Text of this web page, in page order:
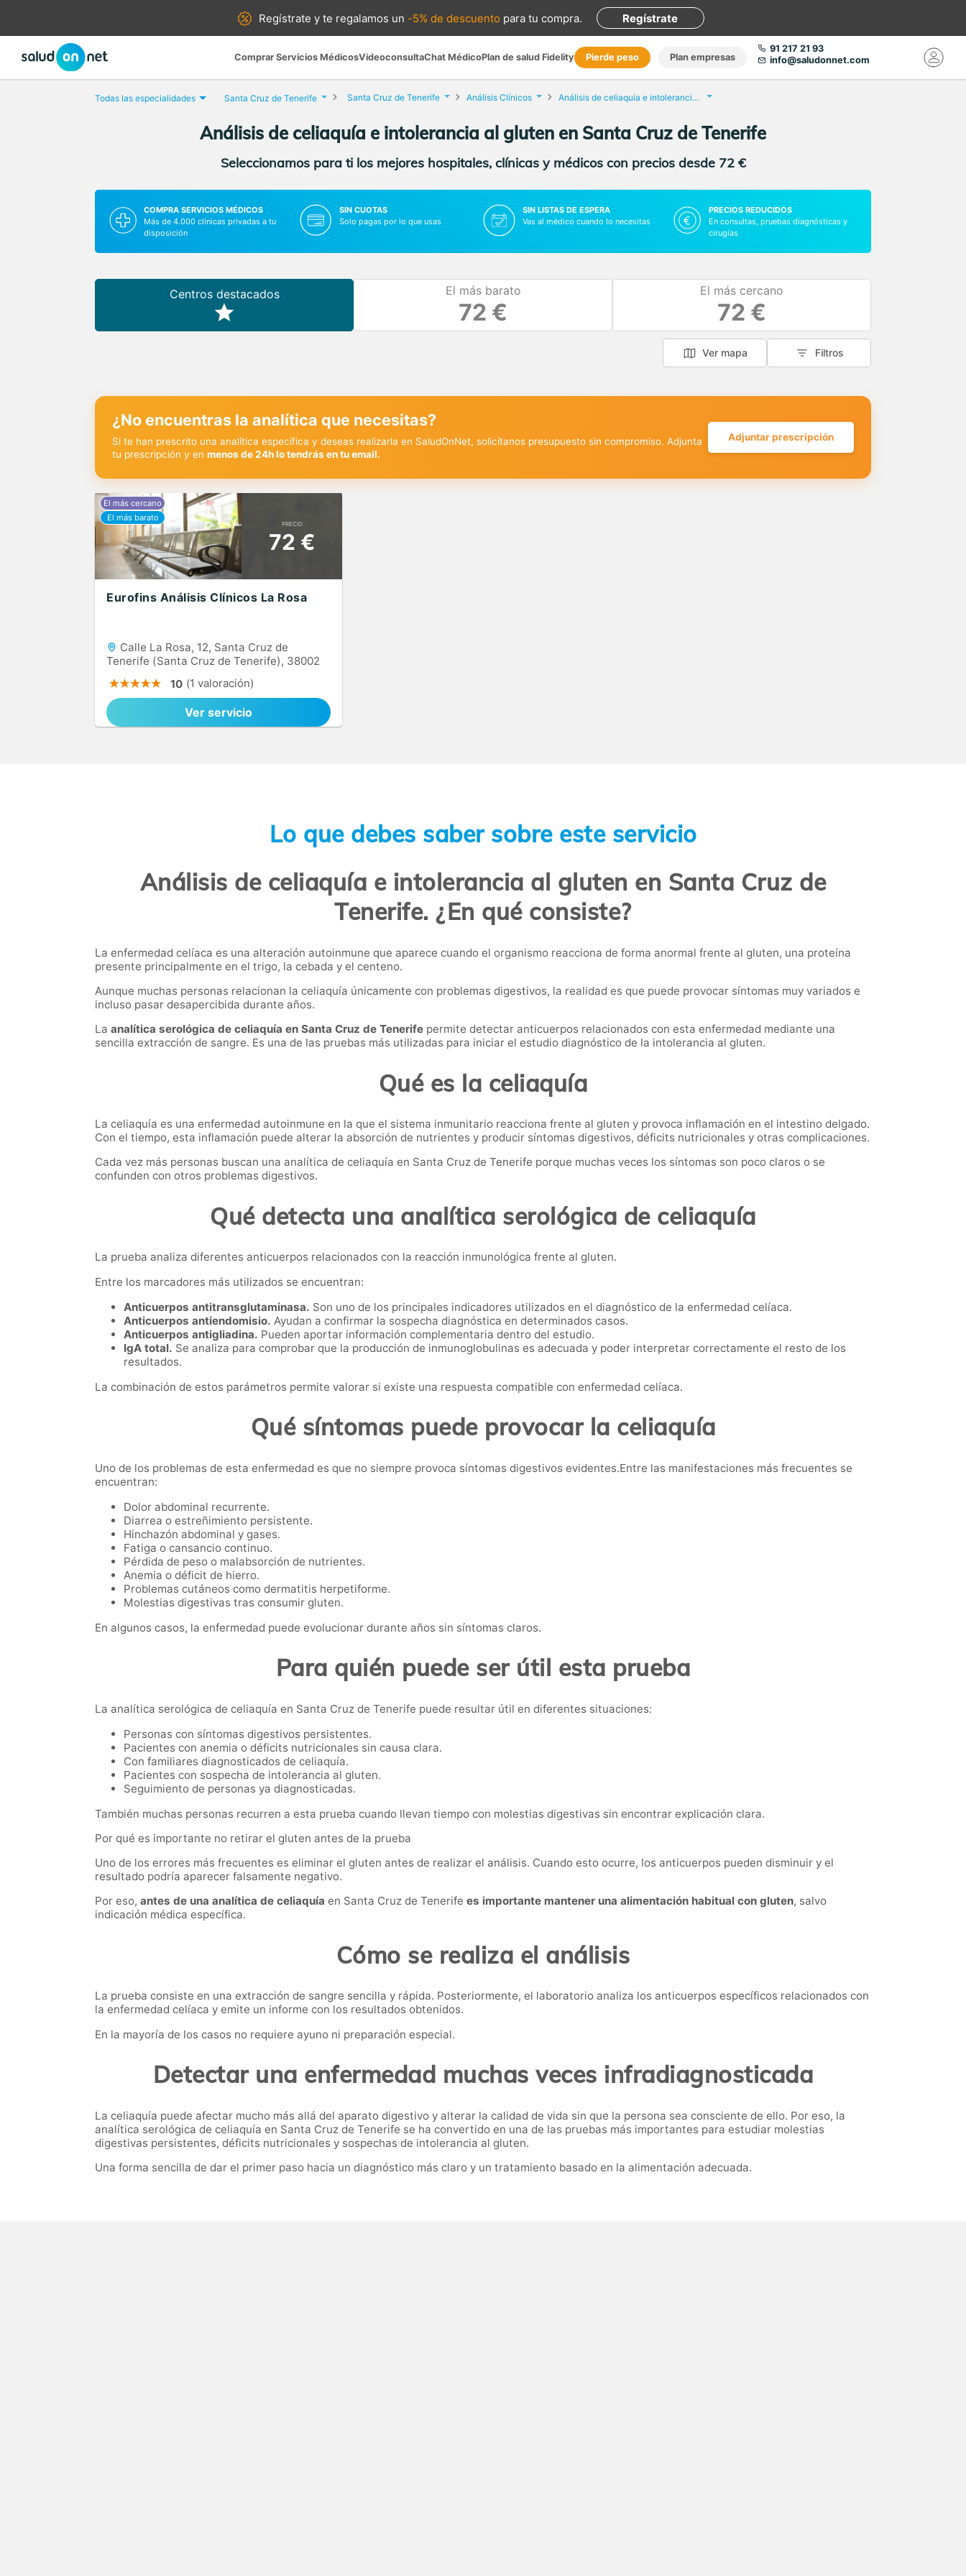
Regístrate yte regalamos un -5% de descuento para tu compra. Regístrate
Comprar Servicios MédicosVideoconsultaChat MédicoPlan de salud Fidelity Pierde peso Plan empresas
91 217 21 93
info@saludonnet.com
Todas las especialidades Santa Cruz de Tenerife Santa Cruz de Tenerife Análisis Clínicos Análisis de celiaquía e intolerancia al gluten
Análisis de celiaquía e intolerancia al gluten en Santa Cruz de Tenerife
Seleccionamos para ti los mejores hospitales, clínicas y médicos con precios desde 72 €
COMPRA SERVICIOS MÉDICOS
Más de 4.000 clínicas privadas a tu
disposición
SIN CUOTAS
Solo pagas por lo que usas
SIN LISTAS DE ESPERA
Vas al médico cuando lo necesitas
PRECIOS REDUCIDOS
En consultas, pruebas diagnósticas y
cirugías
Centros destacados El más barato
72 €
El más cercano
72 €
Ver mapa Filtros
¿No encuentras la analítica que necesitas?
Si te han prescrito una analítica específica y deseas realizarla en SaludOnNet, solicítanos presupuesto sin compromiso. Adjunta
tu prescripción y en menos de 24h lo tendrás en tu email.
Adjuntar prescripción
PRECIO
72 €
Eurofins Análisis Clínicos La Rosa
Calle La Rosa, 12, Santa Cruz de
Tenerife (Santa Cruz de Tenerife), 38002
10 (1 valoración)
Ver servicio
Lo que debes saber sobre este servicio
Análisis de celiaquía e intolerancia al gluten en Santa Cruz de
Tenerife. ¿En qué consiste?
La enfermedad celíaca es una alteración autoinmune que aparece cuando el organismo reacciona de forma anormal frente al gluten, una proteína
presente principalmente en el trigo, la cebada y el centeno.
Aunque muchas personas relacionan la celiaquía únicamente con problemas digestivos, la realidad es que puede provocar síntomas muy variados e
incluso pasar desapercibida durante años.
La analítica serológica de celiaquía en Santa Cruz de Tenerife permite detectar anticuerpos relacionados con esta enfermedad mediante una
sencilla extracción de sangre. Es una de las pruebas más utilizadas para iniciar el estudio diagnóstico de la intolerancia al gluten.
Qué es la celiaquía
La celiaquía es una enfermedad autoinmune en la que el sistema inmunitario reacciona frente al gluten y provoca inflamación en el intestino delgado.
Con el tiempo, esta inflamación puede alterar la absorción de nutrientes y producir síntomas digestivos, déficits nutricionales y otras complicaciones.
Cada vez más personas buscan una analítica de celiaquía en Santa Cruz de Tenerife porque muchas veces los síntomas son poco claros o se
confunden con otros problemas digestivos.
Qué detecta una analítica serológica de celiaquía
La prueba analiza diferentes anticuerpos relacionados con la reacción inmunológica frente al gluten.
Entre los marcadores más utilizados se encuentran:
Anticuerpos antitransglutaminasa. Son uno de los principales indicadores utilizados en el diagnóstico de la enfermedad celíaca.
Anticuerpos antiendomisio. Ayudan a confirmar la sospecha diagnóstica en determinados casos.
Anticuerpos antigliadina. Pueden aportar información complementaria dentro del estudio.
IgA total. Se analiza para comprobar que la producción de inmunoglobulinas es adecuada y poder interpretar correctamente el resto de los
resultados.
La combinación de estos parámetros permite valorar si existe una respuesta compatible con enfermedad celíaca.
Qué síntomas puede provocar la celiaquía
Uno de los problemas de esta enfermedad es que no siempre provoca síntomas digestivos evidentes.Entre las manifestaciones más frecuentes se
encuentran:
Dolor abdominal recurrente.
Diarrea o estreñimiento persistente.
Hinchazón abdominal y gases.
Fatiga o cansancio continuo.
Pérdida de peso o malabsorción de nutrientes.
Anemia o déficit de hierro.
Problemas cutáneos como dermatitis herpetiforme.
Molestias digestivas tras consumir gluten.
En algunos casos, la enfermedad puede evolucionar durante años sin síntomas claros.
Para quién puede ser útil esta prueba
La analítica serológica de celiaquía en Santa Cruz de Tenerife puede resultar útil en diferentes situaciones:
Personas con síntomas digestivos persistentes.
Pacientes con anemia o déficits nutricionales sin causa clara.
Con familiares diagnosticados de celiaquía.
Pacientes con sospecha de intolerancia al gluten.
Seguimiento de personas ya diagnosticadas.
También muchas personas recurren a esta prueba cuando llevan tiempo con molestias digestivas sin encontrar explicación clara.
Por qué es importante no retirar el gluten antes de la prueba
Uno de los errores más frecuentes es eliminar el gluten antes de realizar el análisis. Cuando esto ocurre, los anticuerpos pueden disminuir y el
resultado podría aparecer falsamente negativo.
Por eso, antes de una analítica de celiaquía en Santa Cruz de Tenerife es importante mantener una alimentación habitual con gluten, salvo
indicación médica específica.
Cómo se realiza el análisis
La prueba consiste en una extracción de sangre sencilla y rápida. Posteriormente, el laboratorio analiza los anticuerpos específicos relacionados con
la enfermedad celíaca y emite un informe con los resultados obtenidos.
En la mayoría de los casos no requiere ayuno ni preparación especial.
Detectar una enfermedad muchas veces infradiagnosticada
La celiaquía puede afectar mucho más allá del aparato digestivo y alterar la calidad de vida sin que la persona sea consciente de ello. Por eso, la
analítica serológica de celiaquía en Santa Cruz de Tenerife se ha convertido en una de las pruebas más importantes para estudiar molestias
digestivas persistentes, déficits nutricionales y sospechas de intolerancia al gluten.
Una forma sencilla de dar el primer paso hacia un diagnóstico más claro y un tratamiento basado en la alimentación adecuada.